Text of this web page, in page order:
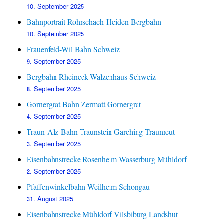
10. September 2025
Bahnportrait Rohrschach-Heiden Bergbahn
10. September 2025
Frauenfeld-Wil Bahn Schweiz
9. September 2025
Bergbahn Rheineck-Walzenhaus Schweiz
8. September 2025
Gornergrat Bahn Zermatt Gornergrat
4. September 2025
Traun-Alz-Bahn Traunstein Garching Traunreut
3. September 2025
Eisenbahnstrecke Rosenheim Wasserburg Mühldorf
2. September 2025
Pfaffenwinkelbahn Weilheim Schongau
31. August 2025
Eisenbahnstrecke Mühldorf Vilsbiburg Landshut